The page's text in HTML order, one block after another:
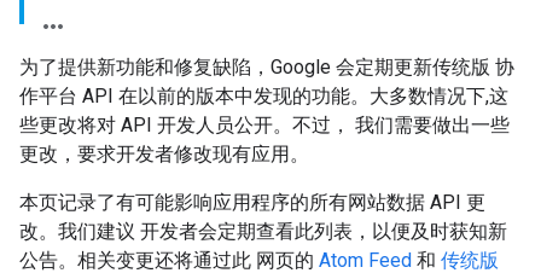
为了提供新功能和修复缺陷，Google 会定期更新传统版 协
作平台 API 在以前的版本中发现的功能。大多数情况下,这
些更改将对 API 开发人员公开。不过， 我们需要做出一些
更改，要求开发者修改现有应用。
本页记录了有可能影响应用程序的所有网站数据 API 更
改。我们建议 开发者会定期查看此列表，以便及时获知新
公告。相关变更还将通过此 网页的 Atom Feed 和 传统版